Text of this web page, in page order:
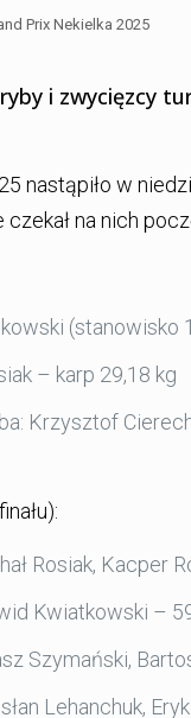
i zwycięzcy
nastąpiło w
na nich
(stanowisko
– karp 29,18 kg
Krzysztof
Rosiak, Kacper
Kwiatkowski –
Szymański,
Lehanchuk,